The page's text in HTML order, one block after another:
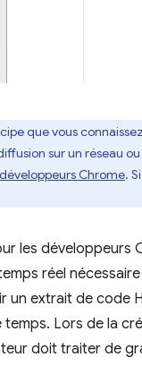
que vous
sur un réseau
Chrome.
les
réel
un extrait de code
Lors de la
doit traiter de